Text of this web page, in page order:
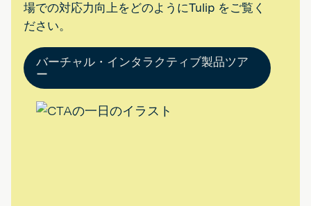
場での対応力向上をどのようにTulip をご覧く
ださい。
バーチャル・インタラクティブ製品ツア
ー